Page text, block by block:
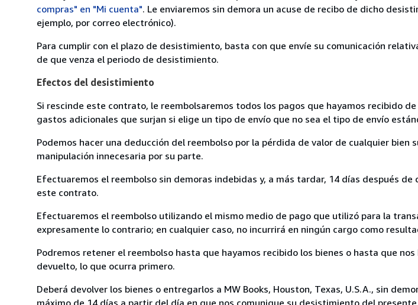
compras" en "Mi cuenta". Le enviaremos sin demora un acuse de recibo de dicho
ejemplo, por correo electrónico).
Para cumplir con el plazo de desistimiento, basta con que envíe su comunicación
de que venza el periodo de desistimiento.
Efectos del desistimiento
Si rescinde este contrato, le reembolsaremos todos los pagos que hayamos recibido
gastos adicionales que surjan si elige un tipo de envío que no sea el tipo de envío
Podemos hacer una deducción del reembolso por la pérdida de valor de cualquier
manipulación innecesaria por su parte.
Efectuaremos el reembolso sin demoras indebidas y, a más tardar, 14 días después
este contrato.
Efectuaremos el reembolso utilizando el mismo medio de pago que utilizó para la
expresamente lo contrario; en cualquier caso, no incurrirá en ningún cargo como
Podremos retener el reembolso hasta que hayamos recibido los bienes o hasta que
devuelto, lo que ocurra primero.
Deberá devolver los bienes o entregarlos a MW Books, Houston, Texas, U.S.A., sin
máximo de 14 días a partir del día en que nos comunique su desistimiento del